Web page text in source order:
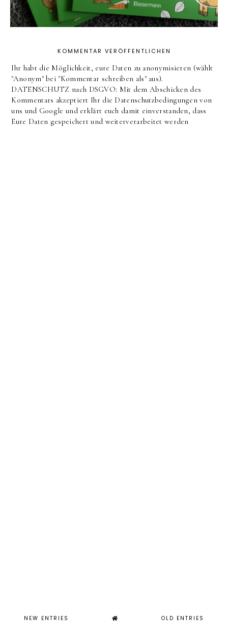
KOMMENTAR VERÖFFENTLICHEN
Ihr habt die Möglichkeit, eure Daten zu anonymisieren (wählt
"Anonym" bei "Kommentar schreiben als" aus).
DATENSCHUTZ nach DSGVO: Mit dem Abschicken des
Kommentars akzeptiert Ihr die Datenschutzbedingungen von
uns und Google und erklärt euch damit einverstanden, dass
Eure Daten gespeichert und weiterverarbeitet werden
NEW ENTRIES OLD ENTRIES